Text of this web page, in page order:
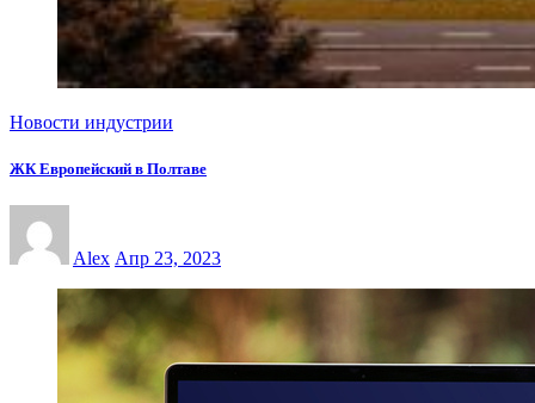
Новости индустрии
ЖК Европейский в Полтаве
Alex Апр 23, 2023